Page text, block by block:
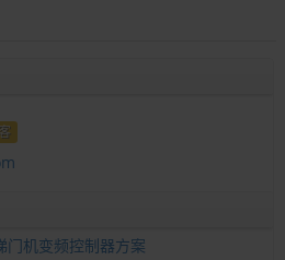
门机变频控制器方案